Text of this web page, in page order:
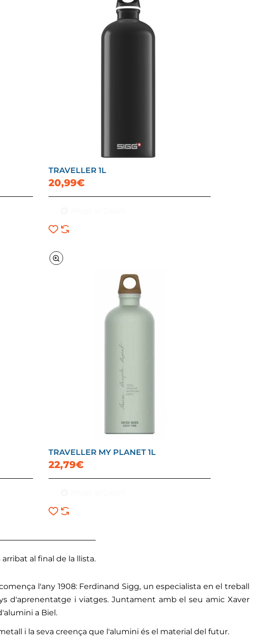
TRAVELLER 1L
20,99€
TRAVELLER MY PLANET 1L
22,79€
arribat al final de la llista.
l'any 1908: Ferdinand Sigg, un especialista en el treball
d'aprenentatge i viatges. Juntament amb el seu amic Xaver
a Biel.
i la seva creença que l'alumini és el material del futur.